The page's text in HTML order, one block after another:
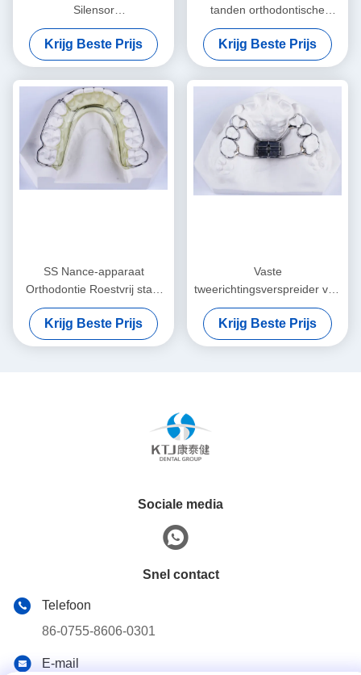
Silensor
Orthodontieapparaat Anti-
snurken mondstuk
Krijg Beste Prijs
tanden orthodontische
retainer professionele
heldere retainer
Krijg Beste Prijs
SS Nance-apparaat
Orthodontie Roestvrij staal
Nance-apparaat
Krijg Beste Prijs
Vaste
tweerichtingsverspreider van
het tandvlees
Krijg Beste Prijs
Sociale media
Snel contact
Telefoon
86-0755-8606-0301
E-mail